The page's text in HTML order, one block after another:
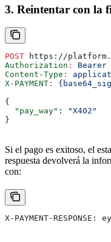
3. Reintentar con la
POST https://
Authorization :
Bearer
Content-Type :
X-PAYMENT :
{
  "pay_way"
:
"X402"
}
Si el pago es exitoso, el
respuesta devolverá la
con:
X-PAYMENT-